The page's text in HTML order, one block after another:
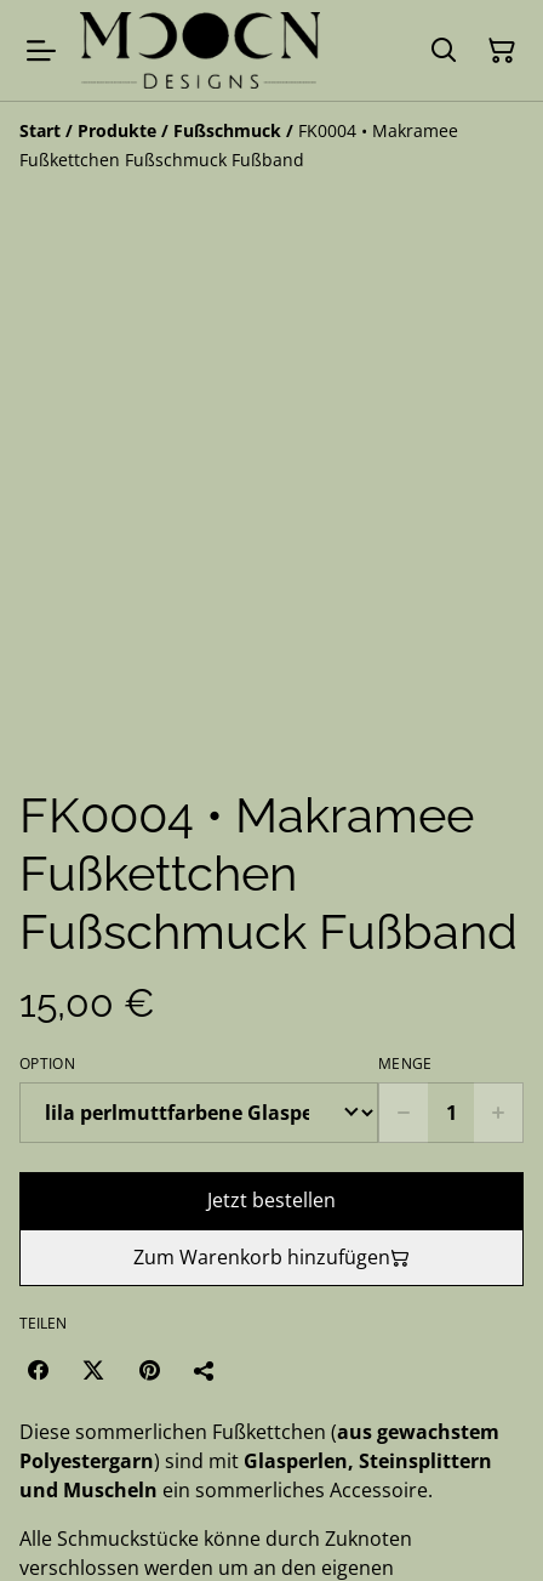
Start / Produkte / Fußschmuck / FK0004 • Makramee
Fußkettchen Fußschmuck Fußband
FK0004 • Makramee
Fußkettchen
Fußschmuck Fußband
15,00 €
OPTION MENGE
Jetzt bestellen
Zum Warenkorb hinzufügen
TEILEN
Diese sommerlichen Fußkettchen (aus gewachstem
Polyestergarn) sind mit Glasperlen, Steinsplittern
und Muscheln ein sommerliches Accessoire.
Alle Schmuckstücke könne durch Zuknoten
verschlossen werden um an den eigenen